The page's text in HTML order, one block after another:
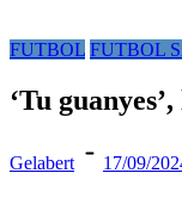
FUTBOL FUTBOL
‘Tu
Gelabert 17/09/